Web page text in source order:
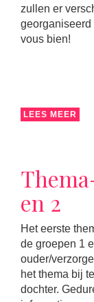
zullen er
vous bien!
LEES MEER
en 2
Het eerste
de groepen 1
ouder/
het thema bij
dochter.